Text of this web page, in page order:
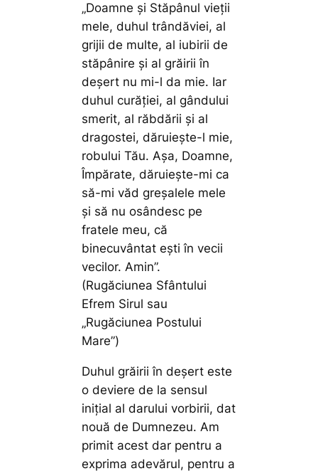
„Doamne şi Stăpânul vieţii
mele, duhul trândăviei, al
grijii de multe, al iubirii de
stăpânire şi al grăirii în
deşert nu mi-l da mie. Iar
duhul curăţiei, al gândului
smerit, al răbdării şi al
dragostei, dăruieşte-l mie,
robului Tău. Aşa, Doamne,
Împărate, dăruieşte-mi ca
să-mi văd greşalele mele
şi să nu osândesc pe
fratele meu, că
binecuvântat eşti în vecii
vecilor. Amin”.
(Rugăciunea Sfântului
Efrem Sirul sau
„Rugăciunea Postului
Mare”)
Duhul grăirii în deşert este
o deviere de la sensul
iniţial al darului vorbirii, dat
nouă de Dumnezeu. Am
primit acest dar pentru a
exprima adevărul, pentru a